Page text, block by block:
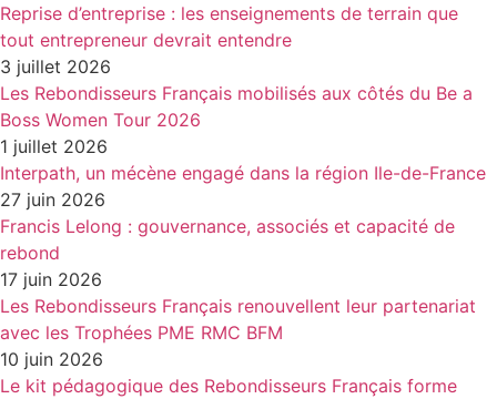
Reprise d’entreprise : les enseignements de terrain que
tout entrepreneur devrait entendre
3 juillet 2026
Les Rebondisseurs Français mobilisés aux côtés du Be a
Boss Women Tour 2026
1 juillet 2026
Interpath, un mécène engagé dans la région Ile-de-France
27 juin 2026
Francis Lelong : gouvernance, associés et capacité de
rebond
17 juin 2026
Les Rebondisseurs Français renouvellent leur partenariat
avec les Trophées PME RMC BFM
10 juin 2026
Le kit pédagogique des Rebondisseurs Français forme